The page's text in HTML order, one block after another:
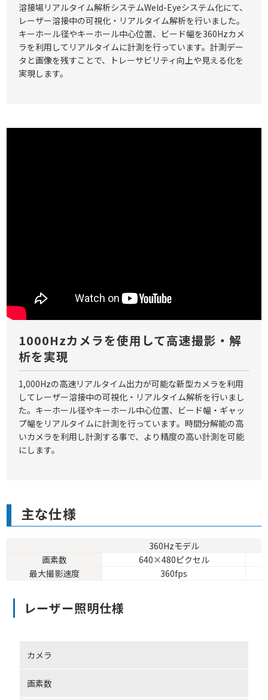
溶接場リアルタイム解析システムWeld-Eyeシステム化にて、
レーザー溶接中の可視化・リアルタイム解析を行いました。
キーホール径やキーホール中心位置、ビード幅を360Hzカメ
ラを利用してリアルタイムに計測を行っています。計測デー
タと画像を残すことで、トレーサビリティ向上や見える化を
実現します。
1000Hzカメラを使用して高速撮影・解
析を実現
1,000Hzの高速リアルタイム出力が可能な新型カメラを利用
してレーザー溶接中の可視化・リアルタイム解析を行いまし
た。キーホール径やキーホール中心位置、ビード幅・ギャッ
プ幅をリアルタイムに計測を行っています。時間分解能の高
いカメラを利用し計測する事で、より精度の高い計測を可能
にします。
主な仕様
360Hzモデル
画素数
640×480ピクセル
最大撮影速度
360fps
レーザー照明仕様
カメラ
画素数